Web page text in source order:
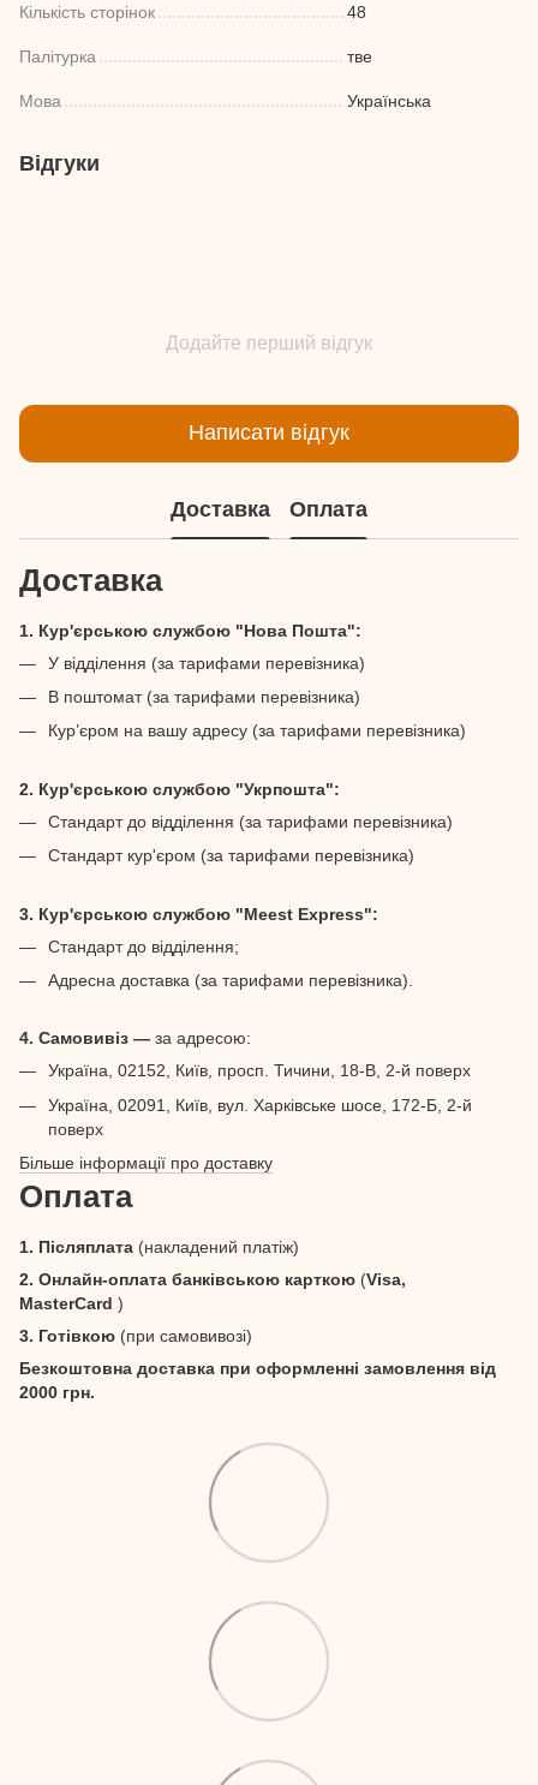
Кількість сторінок 48
Палітурка тве
Мова Українська
Відгуки
Додайте перший відгук
Написати відгук
Доставка Оплата
Доставка
1. Кур'єрською службою "Нова Пошта":
У відділення (за тарифами перевізника)
В поштомат (за тарифами перевізника)
Кур’єром на вашу адресу (за тарифами перевізника)
2. Кур'єрською службою "Укрпошта":
Стандарт до відділення (за тарифами перевізника)
Стандарт кур'єром (за тарифами перевізника)
3. Кур'єрською службою "Meest Express":
Стандарт до відділення;
Адресна доставка (за тарифами перевізника).
4. Самовивіз — за адресою:
Україна, 02152, Київ, просп. Тичини, 18-В, 2-й поверх
Україна, 02091, Київ, вул. Харківське шосе, 172-Б, 2-й
поверх
Більше інформації про доставку
Оплата
1. Післяплата (накладений платіж)
2. Онлайн-оплата банківською карткою (Visa,
MasterCard )
3. Готівкою (при самовивозі)
Безкоштовна доставка при оформленні замовлення від
2000 грн.